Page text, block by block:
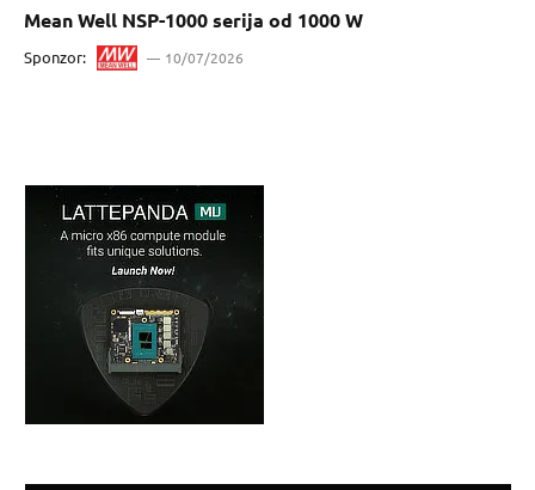
Mean Well NSP-1000 serija od 1000 W
Sponzor: 10/07/2026